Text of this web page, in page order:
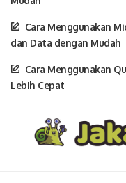
Cara Menggunakan
dan Data dengan Mudah
Cara Menggunakan
Lebih Cepat